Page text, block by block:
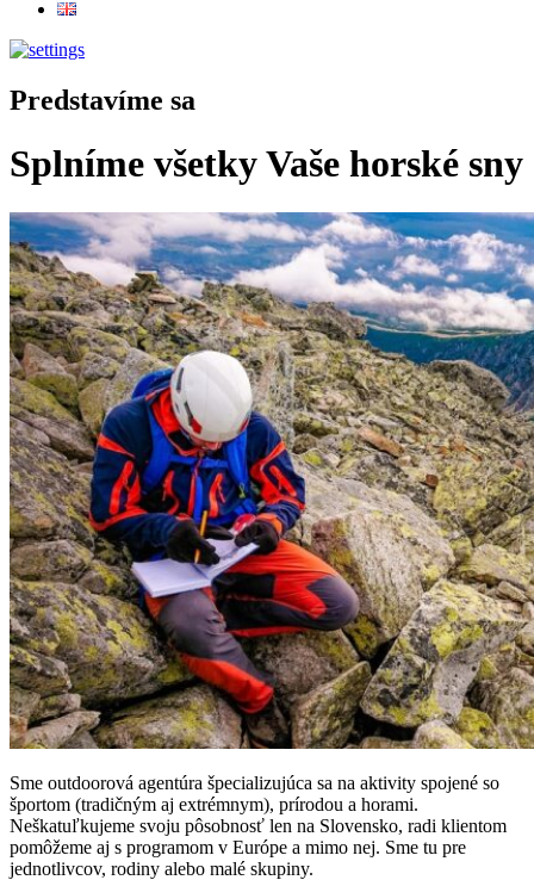
Predstavíme sa
Splníme všetky Vaše horské sny
Sme outdoorová agentúra špecializujúca sa na aktivity spojené so
športom (tradičným aj extrémnym), prírodou a horami.
Neškatuľkujeme svoju pôsobnosť len na Slovensko, radi klientom
pomôžeme aj s programom v Európe a mimo nej. Sme tu pre
jednotlivcov, rodiny alebo malé skupiny.